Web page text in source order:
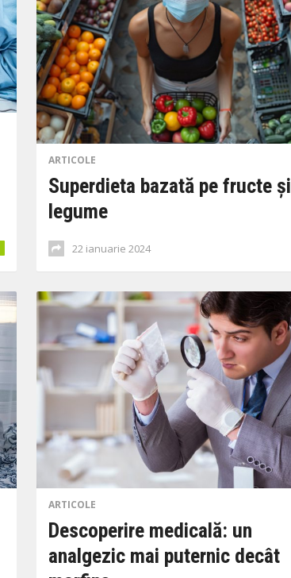
ARTICOLE
Superdieta bazată pe fructe și
legume
22 ianuarie 2024
ARTICOLE
Descoperire medicală: un
analgezic mai puternic decât